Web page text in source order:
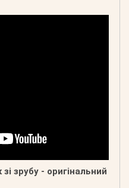
зрубу - оригінальний